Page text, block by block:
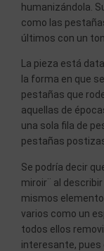
humanizándola.
como las
últimos con un
La pieza está
la forma en que
pestañas que
aquellas de
una sola fila de
pestañas
Se podría decir
miroir¨ al
mismos
varios como un
todos ellos
interesante, pues